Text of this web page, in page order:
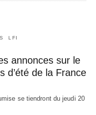
LFI
annonces sur le
d’été de la France
se tiendront du jeudi 20